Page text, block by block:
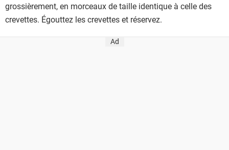
grossièrement, en morceaux de taille identique à celle des
crevettes. Égouttez les crevettes et réservez.
Ad